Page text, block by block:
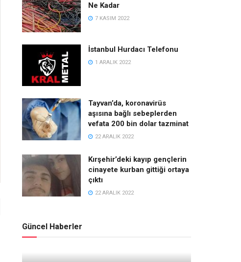
Ne Kadar
7 KASIM 2022
İstanbul Hurdacı Telefonu
1 ARALIK 2022
Tayvan’da, koronavirüs
aşısına bağlı sebeplerden
vefata 200 bin dolar tazminat
22 ARALIK 2022
Kırşehir’deki kayıp gençlerin
cinayete kurban gittiği ortaya
çıktı
22 ARALIK 2022
Güncel Haberler